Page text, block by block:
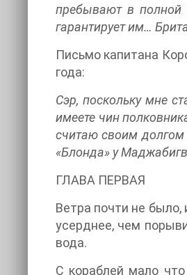
пребывают в полной
гарантирует им…
Письмо капитана
года:
Сэр, поскольку мне
имеете чин
считаю своим долгом
«Блонда» у
ГЛАВА ПЕРВАЯ
Ветра почти не было,
усерднее, чем
вода.
С кораблей мало